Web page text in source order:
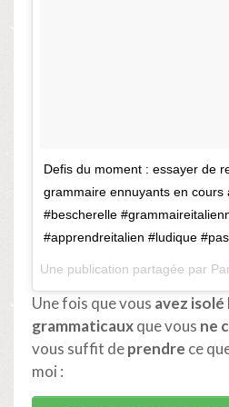
Defis du moment : essayer de
grammaire ennuyants en cours
#bescherelle
#apprendreitalien #ludique
Une publication partagée par
Une fois que vous avez
grammaticauxque vous ne
vous suffit deprendre ce
moi :